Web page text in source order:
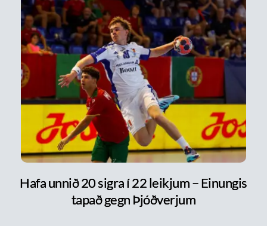
Hafa unnið 20 sigra í 22 leikjum – Einungis
tapað gegn Þjóðverjum